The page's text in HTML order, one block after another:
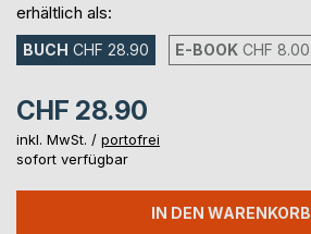
erhältlich als:
BUCH CHF 28.90 E-BOOK CHF 8.00
CHF 28.90
inkl. MwSt. / portofrei
sofort verfügbar
IN DEN WARENKORB